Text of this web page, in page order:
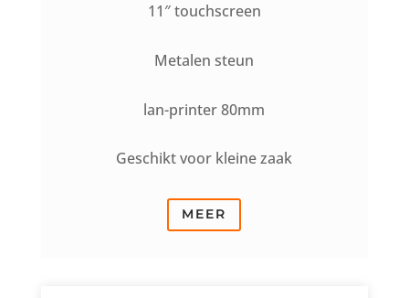
11″ touchscreen
Metalen steun
lan-printer 80mm
Geschikt voor kleine zaak
MEER